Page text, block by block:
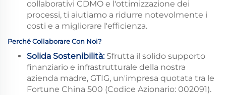
collaborativi CDMO e l'ottimizzazione dei
processi, ti aiutiamo a ridurre notevolmente i
costi e a migliorare l'efficienza.
Perché Collaborare Con Noi?
Solida Sostenibilità: Sfrutta il solido supporto
finanziario e infrastrutturale della nostra
azienda madre, GTIG, un'impresa quotata tra le
Fortune China 500 (Codice Azionario: 002091).